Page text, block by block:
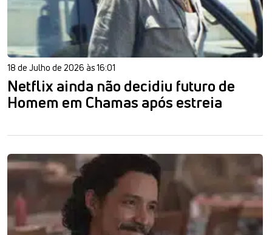
18 de Julho de 2026 às 16:01
Netflix ainda não decidiu futuro de
Homem em Chamas após estreia